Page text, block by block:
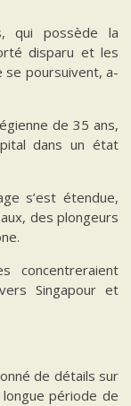
qui possède la
disparu et les
poursuivent, a-
de 35 ans,
dans un état
s’est étendue,
des plongeurs
concentreraient
Singapour et
de détails sur
période de